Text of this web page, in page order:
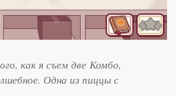
как я съем две Комбо,
Одна из пиццы с